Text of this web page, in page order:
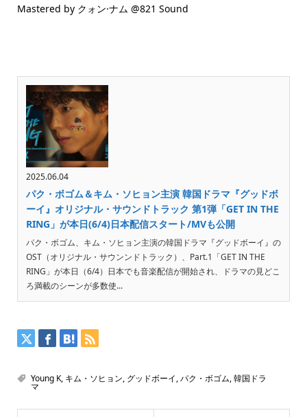
Mastered by クォン·ナム @821 Sound
2025.06.04
パク・ボゴム＆キム・ソヒョン主演 韓国ドラマ『グッドボ
ーイ』オリジナル・サウンドトラック 第1弾「GET IN THE
RING」が本日(6/4)日本配信スタート/MVも公開
パク・ボゴム、キム・ソヒョン主演の韓国ドラマ『グッドボーイ』の
OST（オリジナル・サウンンドトラック）、Part.1「GET IN THE
RING」が本日（6/4）日本でも音楽配信が開始され、ドラマの見どこ
ろ満載のシーンが多数使...
Young K, キム・ソヒョン, グッドボーイ,パク・ボゴム,韓国ドラ
マ